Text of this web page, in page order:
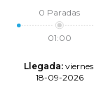
0 Paradas
01:00
Llegada: viernes
18-09-2026